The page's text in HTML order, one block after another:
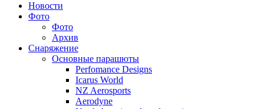
Новости
Фото
Фото
Архив
Снаряжение
Основные парашюты
Perfomance Designs
Icarus World
NZ Aerosports
Aerodyne